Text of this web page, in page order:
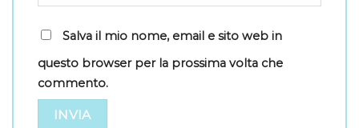
Salva il mio nome, email e sito web in
questo browser per la prossima volta che
commento.